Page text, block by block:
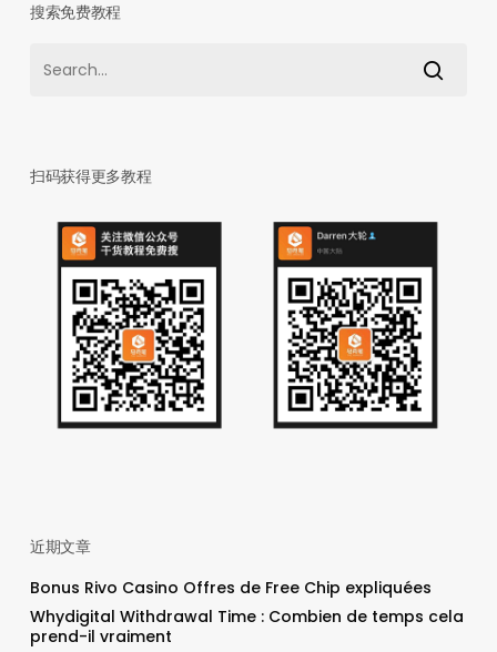
搜索免费教程
扫码获得更多教程
近期文章
Bonus Rivo Casino Offres de Free Chip expliquées
Whydigital Withdrawal Time : Combien de temps cela
prend-il vraiment